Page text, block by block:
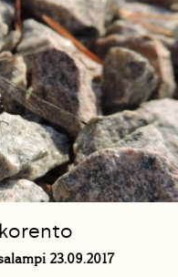
23.09.2017